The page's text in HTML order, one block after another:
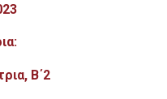
Β΄2